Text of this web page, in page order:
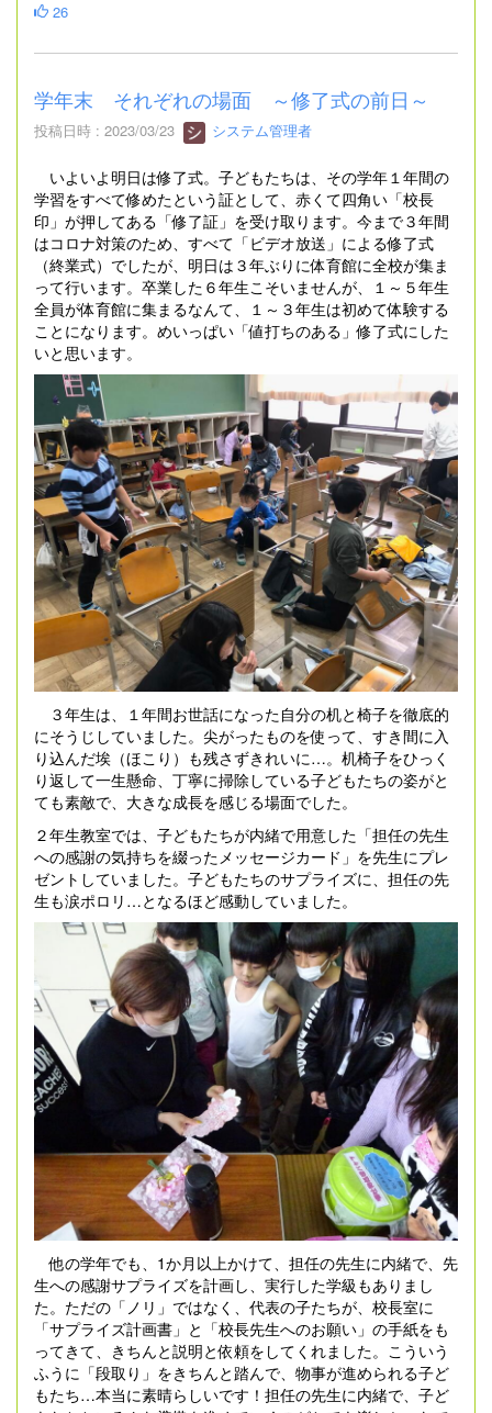
26
学年末 それぞれの場面 ～修了式の前日～
投稿日時 : 2023/03/23 システム管理者
いよいよ明日は修了式。子どもたちは、その学年１年間の
学習をすべて修めたという証として、赤くて四角い「校長
印」が押してある「修了証」を受け取ります。今まで３年間
はコロナ対策のため、すべて「ビデオ放送」による修了式
（終業式）でしたが、明日は３年ぶりに体育館に全校が集ま
って行います。卒業した６年生こそいませんが、１～５年生
全員が体育館に集まるなんて、１～３年生は初めて体験する
ことになります。めいっぱい「値打ちのある」修了式にした
いと思います。
３年生は、１年間お世話になった自分の机と椅子を徹底的
にそうじしていました。尖がったものを使って、すき間に入
り込んだ埃（ほこり）も残さずきれいに…。机椅子をひっく
り返して一生懸命、丁寧に掃除している子どもたちの姿がと
ても素敵で、大きな成長を感じる場面でした。
２年生教室では、子どもたちが内緒で用意した「担任の先生
への感謝の気持ちを綴ったメッセージカード」を先生にプレ
ゼントしていました。子どもたちのサプライズに、担任の先
生も涙ポロリ…となるほど感動していました。
他の学年でも、1か月以上かけて、担任の先生に内緒で、先
生への感謝サプライズを計画し、実行した学級もありまし
た。ただの「ノリ」ではなく、代表の子たちが、校長室に
「サプライズ計画書」と「校長先生へのお願い」の手紙をも
ってきて、きちんと説明と依頼をしてくれました。こういう
ふうに「段取り」をきちんと踏んで、物事が進められる子ど
もたち…本当に素晴らしいです！担任の先生に内緒で、子ど